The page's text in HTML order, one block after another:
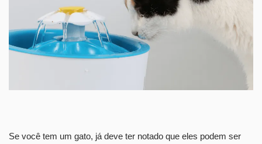
Se você tem um gato, já deve ter notado que eles podem ser